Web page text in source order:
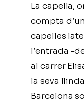
La capella,
compta
capelles
l’entrada -
al carrer
la seva
Barcelona